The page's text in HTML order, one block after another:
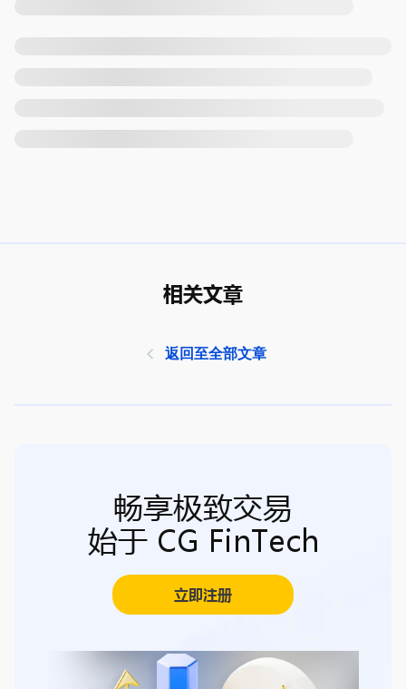
相关文章
返回至全部文章
畅享极致交易
始于 CG FinTech
立即注册